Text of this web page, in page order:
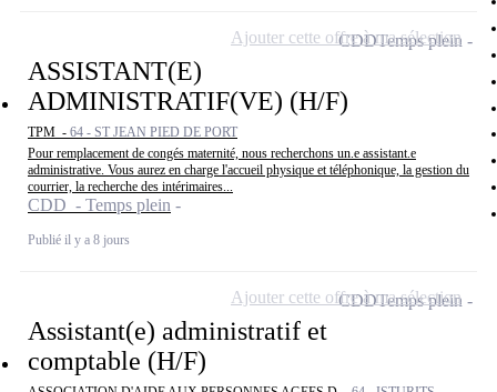
ASSISTANT(E)
ADMINISTRATIF(VE) (H/F)
TPM - 64 - ST JEAN PIED DE PORT
Pour remplacement de congés maternité, nous recherchons un.e assistant.e
administrative. Vous aurez en charge l'accueil physique et téléphonique, la gestion du
courrier, la recherche des intérimaires...
CDD - Temps plein
Publié il y a 8 jours
CDDTemps plein
Ajouter cette offre à ma sélection
Assistant(e) administratif et
comptable (H/F)
CDDTemps plein
Ajouter cette offre à ma sélection